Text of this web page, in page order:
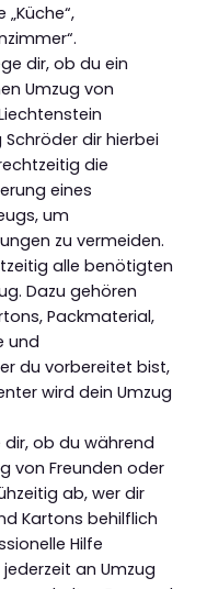
dir, ob du ein
Umzug von
dir hierbei
die
eines
um
zu vermeiden.
alle benötigten
Dazu gehören
Packmaterial,
und
du vorbereitet bist,
wird dein Umzug
dir, ob du während
von Freunden oder
ab, wer dir
Kartons behilflich
Hilfe
an Umzug